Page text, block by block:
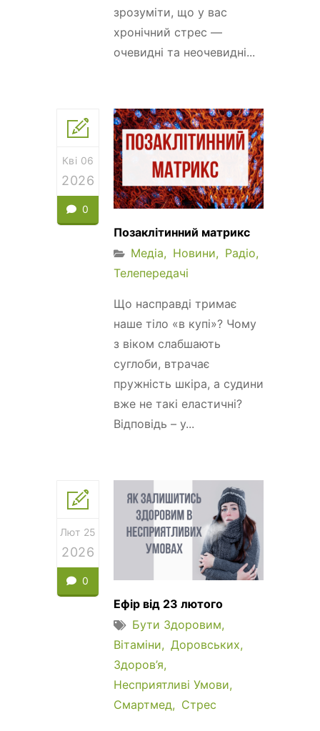
зрозуміти, що у вас
хронічний стрес —
очевидні та неочевидні...
Кві 06
2026
0
Позаклітинний матрикс
Медіа
Новини
Радіо
Телепередачі
Що насправді тримає
наше тіло «в купі»? Чому
з віком слабшають
суглоби, втрачає
пружність шкіра, а судини
вже не такі еластичні?
Відповідь – у...
Лют 25
2026
0
Ефір від 23 лютого
Бути Здоровим
Вітаміни
Доровських
Здоров’я
Несприятливі Умови
Смартмед
Стрес